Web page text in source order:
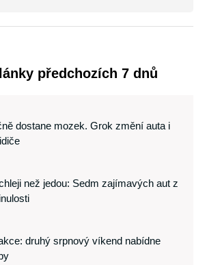
předchozích 7 dnů
dostane mozek. Grok změní auta i
než jedou: Sedm zajímavých aut z
druhý srpnový víkend nabídne